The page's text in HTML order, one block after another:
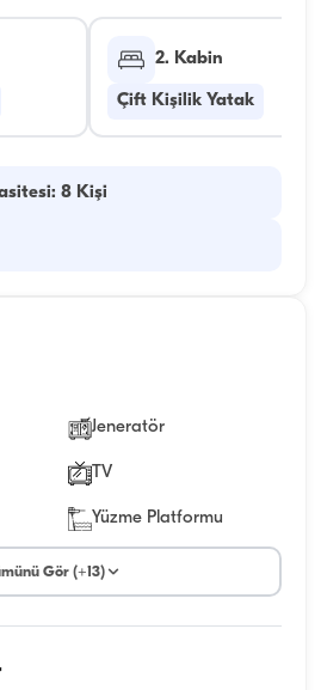
2. Kabin
Çift Kişilik Yatak
8 Kişi
Jeneratör
TV
Yüzme Platformu
Gör (+13)